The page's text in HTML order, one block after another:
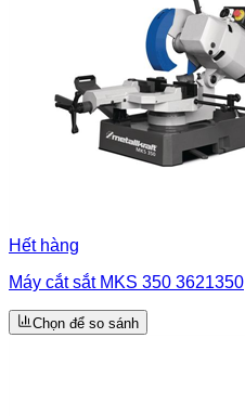
Hết hàng
Máy cắt sắt MKS 350 3621350
Chọn để so sánh